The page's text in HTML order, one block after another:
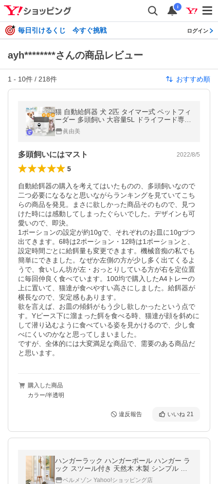
i
毎日引けるくじ 今すぐ挑戦 ログイン
ayh********さんの商品レビュー
1 - 10件 / 218件 おすすめ順
猫 自動給餌器 犬 2匹 タイマー式 ペットフィ
ーダー 多頭飼い 大容量5L ドライフード専用
録音可 ステンレストレイ 2匹用 PL保険対象
商品眞由美
多頭飼いにはマスト 2022/8/5
5
自動給餌器の購入を考えてはいたものの、多頭飼いなので
二つ必要になるなと思いながらランキングを見ていてこち
らの商品を発見。まさに欲しかった商品そのもので、見つ
けた時には感動してしまったぐらいでした。デザインも可
愛いので、即決。
1ポーションの設定が約10gで、それぞれのお皿に10gづつ
出てきます。6時は2ポーション・12時は1ポーションと、
設定時間ごとに給餌量も変更できます。機械音痴の私でも
簡単にできました。なぜか左側の方が少し多く出てくるよ
うで、食いしん坊が左・おっとりしている方が右を定位置
に毎回仲良く食べています。100均で購入したA4トレーの
上に置いて、猫達が食べやすい高さにしました。給餌器が
横長なので、安定感もあります。
欲を言えば、お皿の傾斜がもう少し欲しかったという点で
す。Yピース下に溜まった餌を食べる時、猫達が顔を斜めに
して潜り込むように食べている姿を見かけるので、少し食
べにくいのかなと思ってしまいました。
ですが、全体的には大変満足な商品で、需要のある商品だ
と思います。
購入した商品
カラー/半透明
違反報告 いいね 21
ハンガーラック ハンガーポール ハンガー ラ
ック スツール付き 天然木 木製 シンプル 玄
関 キッズルーム 寝室 アルダー材 おしゃれ
ベルメゾン Yahoo!ショッピング店